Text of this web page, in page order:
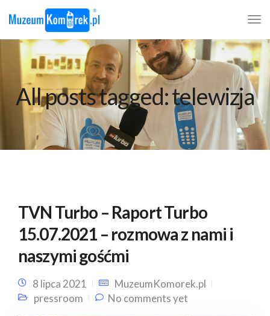
All posts tagged: telewizja
TVN Turbo – Raport Turbo
15.07.2021 – rozmowa z nami i
naszymi gośćmi
8 lipca 2021
MuzeumKomorek.pl
pressroom
No comments yet